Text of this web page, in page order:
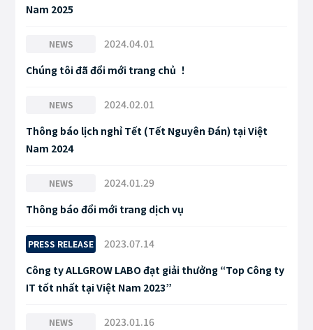
Nam 2025
NEWS
2024.04.01
Chúng tôi đã đổi mới trang chủ ！
NEWS
2024.02.01
Thông báo lịch nghỉ Tết (Tết Nguyên Đán) tại Việt
Nam 2024
NEWS
2024.01.29
Thông báo đổi mới trang dịch vụ
PRESS RELEASE
2023.07.14
Công ty ALLGROW LABO đạt giải thưởng “Top Công ty
IT tốt nhất tại Việt Nam 2023”
NEWS
2023.01.16